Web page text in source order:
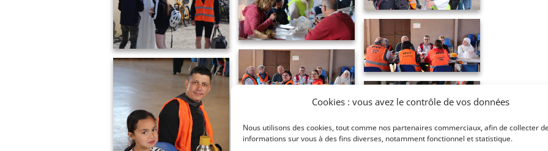
Cookies : vous avez le contrôle de vos données
Nous utilisons des cookies, tout comme nos partenaires commerciaux, afin de collecter
informations sur vous à des fins diverses, notamment fonctionnel et statistique.
IMG_5008
IMG_5011